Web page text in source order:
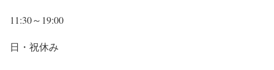
11:30～19:00
日・祝休み